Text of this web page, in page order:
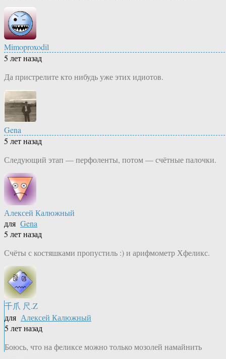
Mimoproxodil
5 лет назад
Да пристрелите кто нибудь уже этих идиотов.
Gena
5 лет назад
Следующий этап — перфоленты, потом — счётные палочки.
Алексей Калюжный
для Gena
5 лет назад
Счёты с костяшками пропустиль :) и арифмометр Хфеликс.
千爪 尺.Z
для Алексей Калюжный
5 лет назад
Боюсь, что на феликсе можно только мозолей намайнить